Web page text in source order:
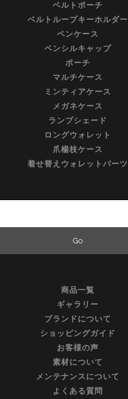
ベルトポーチ
ベルトループキーホルダー
ペンケース
ペンシルキャップ
ポーチ
マルチケース
ミンティアケース
メガネケース
ランプシェード
ロングウォレット
爪楊枝ケース
着せ替えウォレットパーツ
商品一覧
ギャラリー
ブランドについて
ショッピングガイド
お客様の声
素材について
メンテナンスについて
よくある質問